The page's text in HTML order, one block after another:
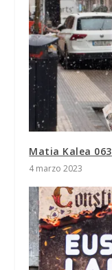
Matia Kalea 063
4 marzo 2023